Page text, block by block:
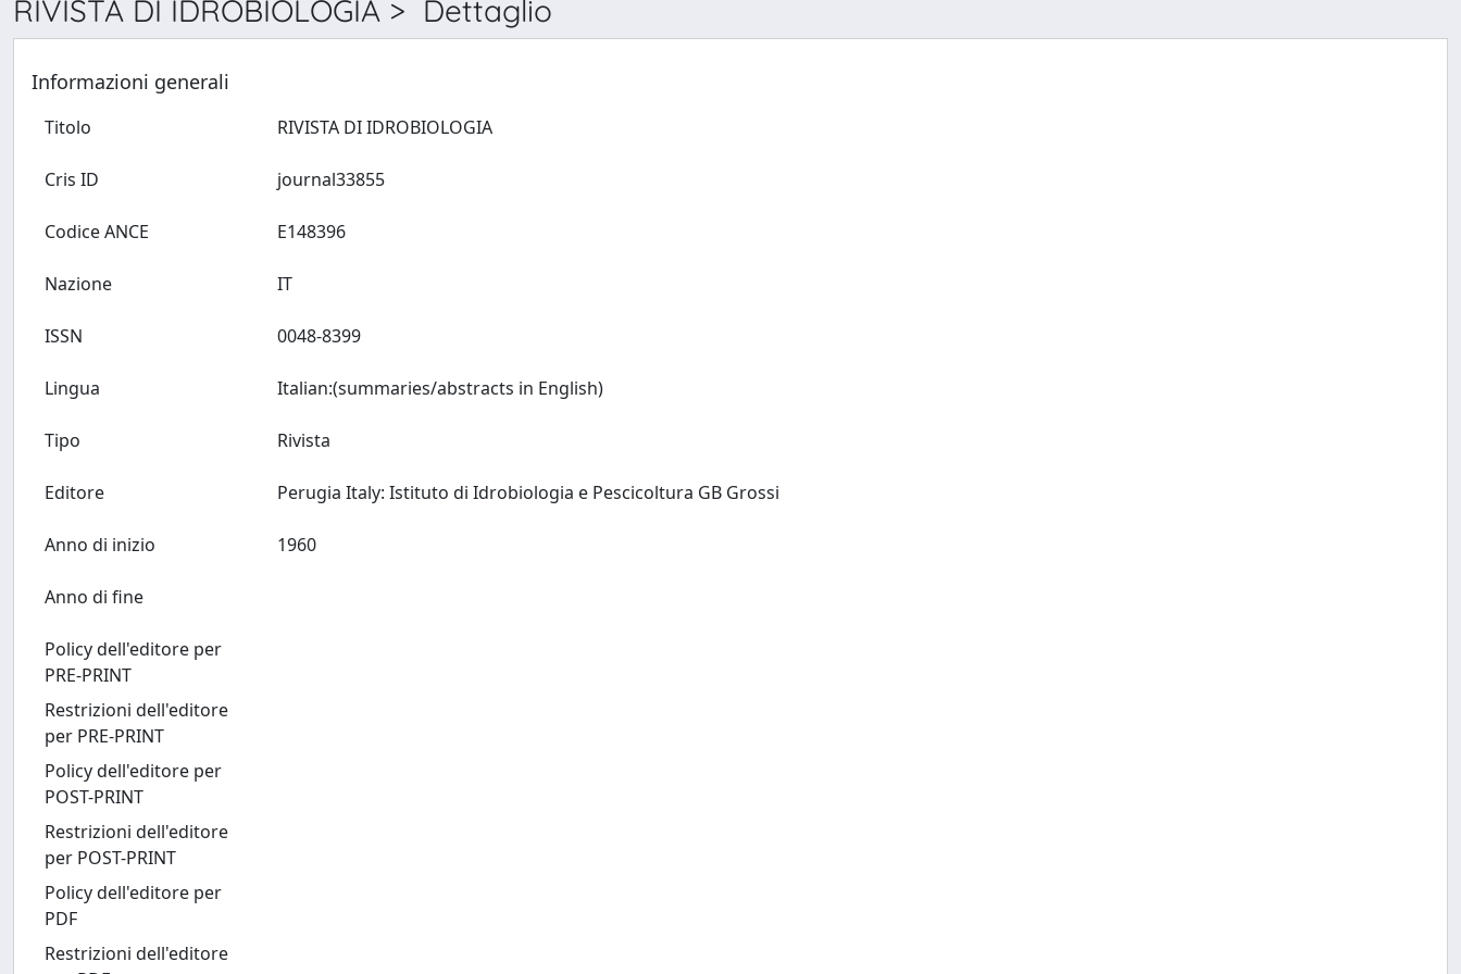
RIVISTA DI IDROBIOLOGIA > Dettaglio
Informazioni generali
Titolo
Cris ID
Codice ANCE
Nazione
ISSN
Lingua
Tipo Rivista
Editore
Anno di inizio
Anno di fine
Policy dell'editore per
PRE-PRINT
Restrizioni dell'editore
per PRE-PRINT
Policy dell'editore per
POST-PRINT
Restrizioni dell'editore
per POST-PRINT
Policy dell'editore per
PDF
Restrizioni dell'editore